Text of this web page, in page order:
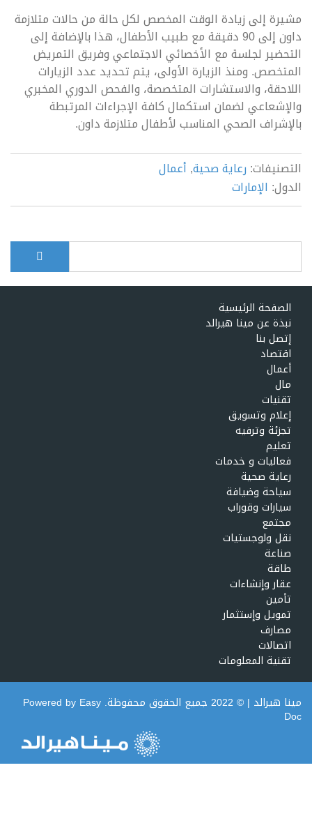
مشيرة إلى زيادة الوقت المخصص لكل حالة من حالات متلازمة
داون إلى 90 دقيقة مع طبيب الأطفال، هذا بالإضافة إلى
التحضير لجلسة مع الأخصائي الاجتماعي وفريق التمريض
المتخصص. ومنذ الزيارة الأولى، يتم تحديد عدد الزيارات
اللاحقة، والاستشارات المتخصصة، والفحص الدوري المخبري
والإشعاعي لضمان استكمال كافة الإجراءات المرتبطة
بالإشراف الصحي المناسب لأطفال متلازمة داون.
التصنيفات:رعاية صحية,أعمال
الدول:الإمارات
Search form بحث
الصفحة الرئيسية
نبذة عن مينا هيرالد
إتصل بنا
اقتصاد
أعمال
مال
تقنيات
إعلام وتسويق
تجزئة وترفيه
تعليم
فعاليات و خدمات
رعاية صحية
سياحة وضيافة
سيارات وقوراب
مجتمع
نقل ولوجستيات
صناعة
طاقة
عقار وإنشاءات
تأمين
تمويل وإستثمار
مصارف
اتصالات
تقنية المعلومات
مينا هيرالد| © 2022 جميع الحقوق محفوظة. Powered by Easy
Doc